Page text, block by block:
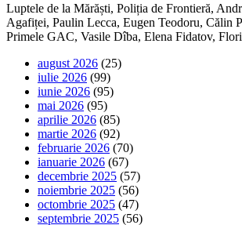
Luptele de la Mărăști, Poliția de Frontieră,
Agafiței, Paulin Lecca, Eugen Teodoru, Călin
Primele GAC, Vasile Dîba, Elena Fidatov,
august 2026 (25)
iulie 2026 (99)
iunie 2026 (95)
mai 2026 (95)
aprilie 2026 (85)
martie 2026 (92)
februarie 2026 (70)
ianuarie 2026 (67)
decembrie 2025 (57)
noiembrie 2025 (56)
octombrie 2025 (47)
septembrie 2025 (56)